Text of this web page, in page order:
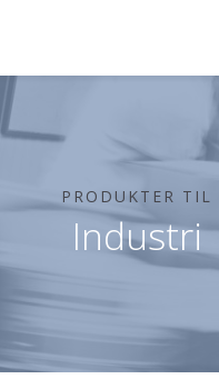
PRODUKTER TIL
Industri